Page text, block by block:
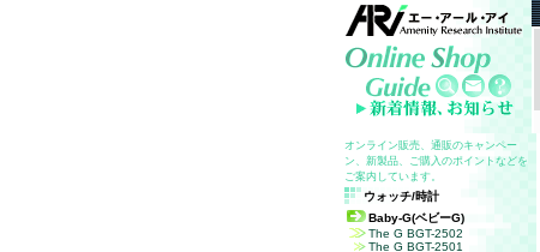
オンライン販売、通販のキャンペー
ン、新製品、ご購入のポイントなどを
ご案内しています。
ウォッチ/時計
Baby-G(ベビーG)
The G BGT-2502
The G BGT-2501